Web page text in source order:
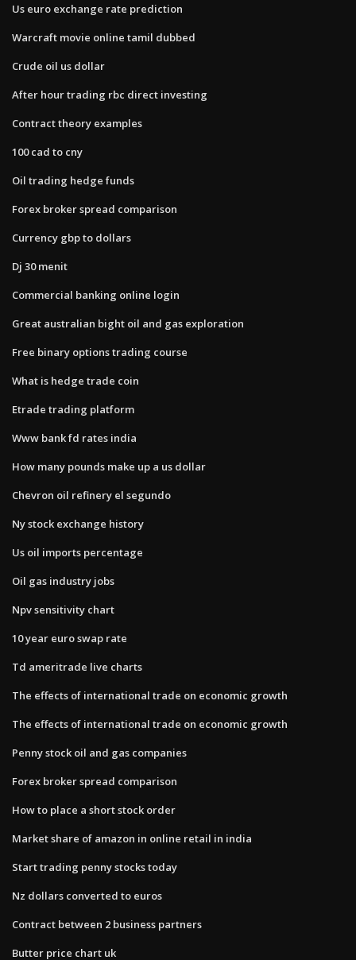
Us euro exchange rate prediction
Warcraft movie online tamil dubbed
Crude oil us dollar
After hour trading rbc direct investing
Contract theory examples
100 cad to cny
Oil trading hedge funds
Forex broker spread comparison
Currency gbp to dollars
Dj 30 menit
Commercial banking online login
Great australian bight oil and gas exploration
Free binary options trading course
What is hedge trade coin
Etrade trading platform
Www bank fd rates india
How many pounds make up a us dollar
Chevron oil refinery el segundo
Ny stock exchange history
Us oil imports percentage
Oil gas industry jobs
Npv sensitivity chart
10 year euro swap rate
Td ameritrade live charts
The effects of international trade on economic growth
The effects of international trade on economic growth
Penny stock oil and gas companies
Forex broker spread comparison
How to place a short stock order
Market share of amazon in online retail in india
Start trading penny stocks today
Nz dollars converted to euros
Contract between 2 business partners
Butter price chart uk